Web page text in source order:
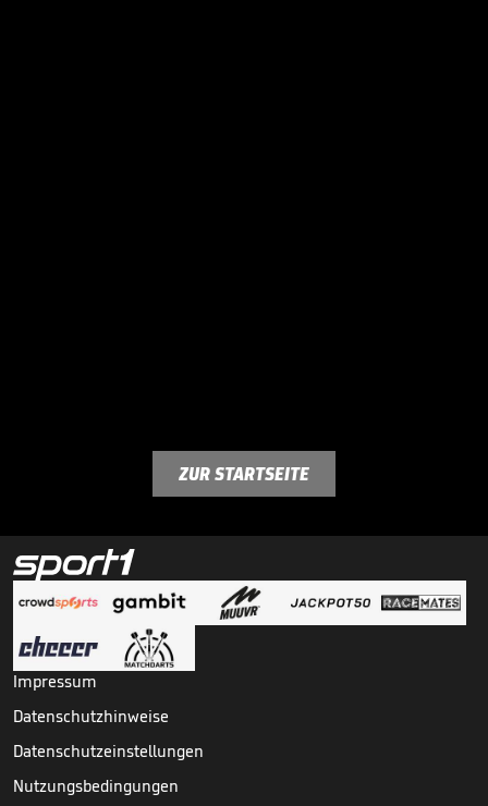
ZUR STARTSEITE
Impressum
Datenschutzhinweise
Datenschutzeinstellungen
Nutzungsbedingungen